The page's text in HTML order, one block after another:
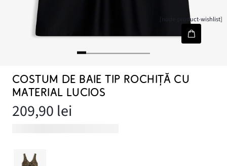
[node-product-wishlist]
COSTUM DE BAIE TIP ROCHIȚĂ CU
MATERIAL LUCIOS
209,90 lei